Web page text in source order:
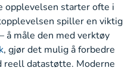
opplevelsen starter ofte i
spiller en viktig
å måle den med verktøy
, gjør det mulig å forbedre
reell datastøtte. Moderne